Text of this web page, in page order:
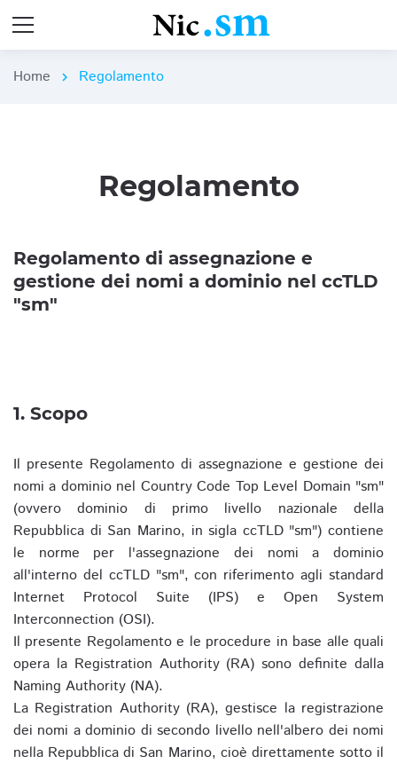
Home chevron_right Regolamento
Regolamento
Regolamento di assegnazione e
gestione dei nomi a dominio nel ccTLD
"sm"
1. Scopo
Il presente Regolamento di assegnazione e gestione dei
nomi a dominio nel Country Code Top Level Domain "sm"
(ovvero dominio di primo livello nazionale della
Repubblica di San Marino, in sigla ccTLD "sm") contiene
le norme per l'assegnazione dei nomi a dominio
all'interno del ccTLD "sm", con riferimento agli standard
Internet Protocol Suite (IPS) e Open System
Interconnection (OSI).
Il presente Regolamento e le procedure in base alle quali
opera la Registration Authority (RA) sono definite dalla
Naming Authority (NA).
La Registration Authority (RA), gestisce la registrazione
dei nomi a dominio di secondo livello nell'albero dei nomi
nella Repubblica di San Marino, cioè direttamente sotto il